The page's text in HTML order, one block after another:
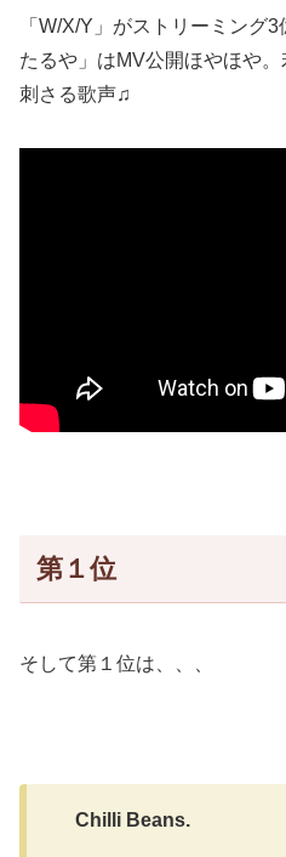
「W/X/Y」がストリーミング
たるや」はMV公開ほやほや
刺さる歌声♫
第１位
そして第１位は、、、
Chilli Beans.